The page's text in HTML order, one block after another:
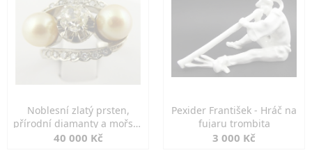
Noblesní zlatý prsten,
přírodní diamanty a mořské
perly
40 000 Kč
Pexider František - Hráč na
fujaru trombita
3 000 Kč